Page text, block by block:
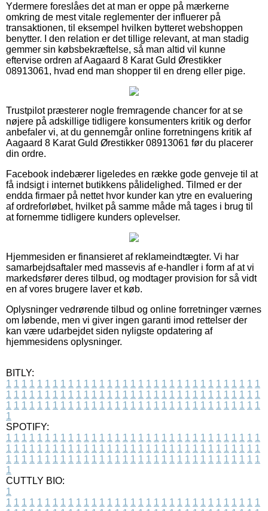
Ydermere foreslåes det at man er oppe på mærkerne
omkring de mest vitale reglementer der influerer på
transaktionen, til eksempel hvilken bytteret webshoppen
benytter. I den relation er det tillige relevant, at man stadig
gemmer sin købsbekræftelse, så man altid vil kunne
eftervise ordren af Aagaard 8 Karat Guld Ørestikker
08913061, hvad end man shopper til en dreng eller pige.
Trustpilot præsterer nogle fremragende chancer for at se
nøjere på adskillige tidligere konsumenters kritik og derfor
anbefaler vi, at du gennemgår online forretningens kritik af
Aagaard 8 Karat Guld Ørestikker 08913061 før du placerer
din ordre.
Facebook indebærer ligeledes en række gode genveje til at
få indsigt i internet butikkens pålidelighed. Tilmed er der
endda firmaer på nettet hvor kunder kan ytre en evaluering
af ordreforløbet, hvilket på samme måde må tages i brug til
at fornemme tidligere kunders oplevelser.
Hjemmesiden er finansieret af reklameindtægter. Vi har
samarbejdsaftaler med massevis af e-handler i form af at vi
markedsfører deres tilbud, og modtager provision for så vidt
en af vores brugere laver et køb.
Oplysninger vedrørende tilbud og online forretninger værnes
om løbende, men vi giver ingen garanti imod rettelser der
kan være udarbejdet siden nyligste opdatering af
hjemmesidens oplysninger.
BITLY:
1 1 1 1 1 1 1 1 1 1 1 1 1 1 1 1 1 1 1 1 1 1 1 1 1 1 1 1 1 1 1 1 1
1 1 1 1 1 1 1 1 1 1 1 1 1 1 1 1 1 1 1 1 1 1 1 1 1 1 1 1 1 1 1 1 1
1 1 1 1 1 1 1 1 1 1 1 1 1 1 1 1 1 1 1 1 1 1 1 1 1 1 1 1 1 1 1 1 1
1
SPOTIFY:
1 1 1 1 1 1 1 1 1 1 1 1 1 1 1 1 1 1 1 1 1 1 1 1 1 1 1 1 1 1 1 1 1
1 1 1 1 1 1 1 1 1 1 1 1 1 1 1 1 1 1 1 1 1 1 1 1 1 1 1 1 1 1 1 1 1
1 1 1 1 1 1 1 1 1 1 1 1 1 1 1 1 1 1 1 1 1 1 1 1 1 1 1 1 1 1 1 1 1
1
CUTTLY BIO:
1
1 1 1 1 1 1 1 1 1 1 1 1 1 1 1 1 1 1 1 1 1 1 1 1 1 1 1 1 1 1 1 1 1